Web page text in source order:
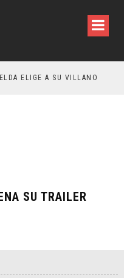
ELIGE A SU VILLANO
SU TRAILER